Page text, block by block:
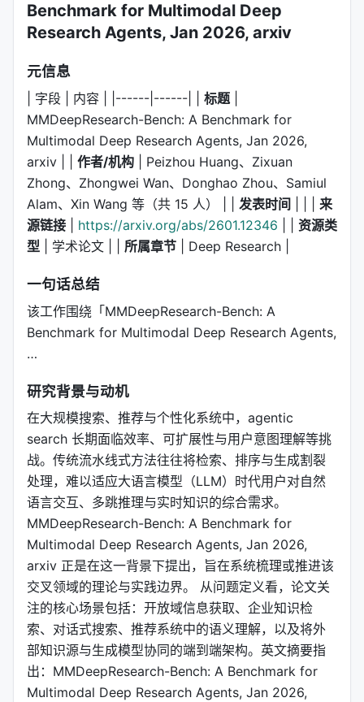
Benchmark for Multimodal Deep
Research Agents, Jan 2026, arxiv
元信息
| 字段 | 内容 | |------|------| | 标题
MMDeepResearch-Bench: A Benchmark for
Multimodal Deep Research Agents, Jan 2026,
arxiv | | 作者/机构 | Peizhou Huang、Zixuan
Zhong、Zhongwei Wan、Donghao Zhou、Samiul
Alam、Xin Wang 等（共 15 人） | | 发表时间
来
源链接
https://arxiv.org/abs/2601.12346
资源类
型 | 学术论文 | | 所属章节 | Deep Research |
一句话总结
该工作围绕「MMDeepResearch-Bench: A
Benchmark for Multimodal Deep Research Agents,
…
研究背景与动机
在大规模搜索、推荐与个性化系统中，agentic
search 长期面临效率、可扩展性与用户意图理解等挑
战。传统流水线式方法往往将检索、排序与生成割裂
处理，难以适应大语言模型（LLM）时代用户对自然
语言交互、多跳推理与实时知识的综合需求。
MMDeepResearch-Bench: A Benchmark for
Multimodal Deep Research Agents, Jan 2026,
arxiv 正是在这一背景下提出，旨在系统梳理或推进该
交叉领域的理论与实践边界。 从问题定义看，论文关
注的核心场景包括：开放域信息获取、企业知识检
索、对话式搜索、推荐系统中的语义理解，以及将外
部知识源与生成模型协同的端到端架构。英文摘要指
出：MMDeepResearch-Bench: A Benchmark for
Multimodal Deep Research Agents, Jan 2026,